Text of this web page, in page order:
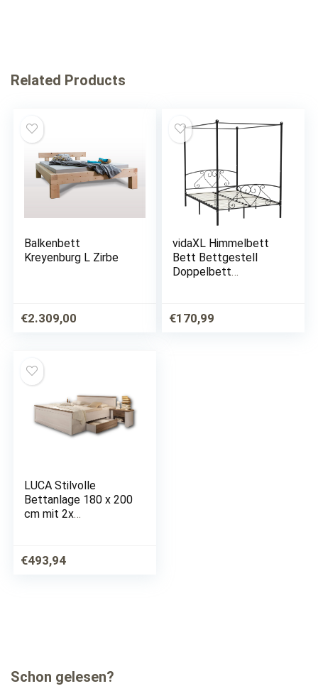
Related Products
Balkenbett
Kreyenburg L Zirbe
€2.309,00
vidaXL Himmelbett
Bett Bettgestell
Doppelbett
Lattenrost
Schlafzimmerbett
€170,99
LUCA Stilvolle
Bettanlage 180 x 200
cm mit 2x
Schlafzimmer
Komplett-Set in Pinie
€493,94
Schon gelesen?